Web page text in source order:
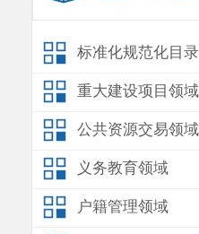
标准化规范化目录
重大建设项目领域
公共资源交易领域
义务教育领域
户籍管理领域